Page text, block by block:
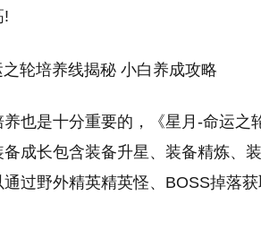
!
也是十分重要的，《星月-命运之
成长包含装备升星、装备精炼、
过野外精英精英怪、BOSS掉落